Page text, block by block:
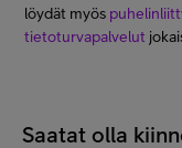
löydät myös
tietoturvapalvelut
Saatat olla